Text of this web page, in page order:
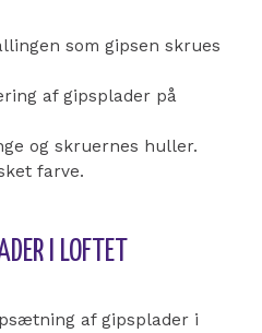
som gipsen skrues
af gipsplader på
og skruernes huller.
farve.
I LOFTET
af gipsplader i